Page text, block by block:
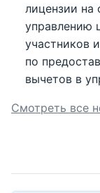
лицензии на
управлению
участников
по
вычетов в
Смотреть все